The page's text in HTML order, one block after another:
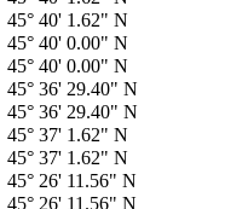
45° 40' 1.62" N
45° 40' 0.00" N
45° 40' 0.00" N
45° 36' 29.40" N
45° 36' 29.40" N
45° 37' 1.62" N
45° 37' 1.62" N
45° 26' 11.56" N
45° 26' 11.56" N